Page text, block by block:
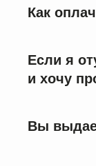
Как
Если я
и хочу
Вы